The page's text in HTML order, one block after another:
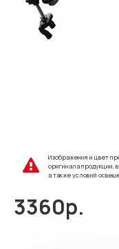
Изображения и цвет
оригинала продукции,
а также условий
3360р.